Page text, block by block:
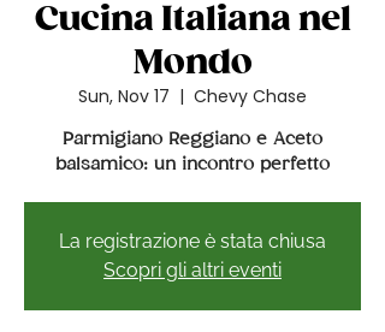
Cucina Italiana nel
Mondo
Sun, Nov 17
  |
Chevy Chase
Parmigiano Reggiano e Aceto
balsamico: un incontro perfetto
La registrazione è stata chiusa
Scopri gli altri eventi